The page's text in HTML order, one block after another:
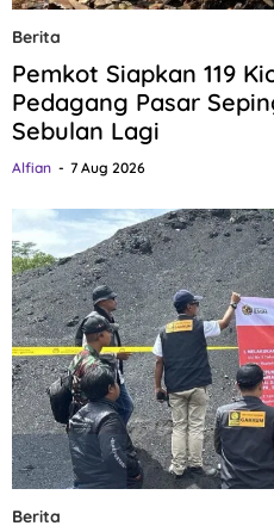
Berita
Pemkot Siapkan 119
Pedagang Pasar
Sebulan Lagi
Alfian 7 Aug 2026
Berita